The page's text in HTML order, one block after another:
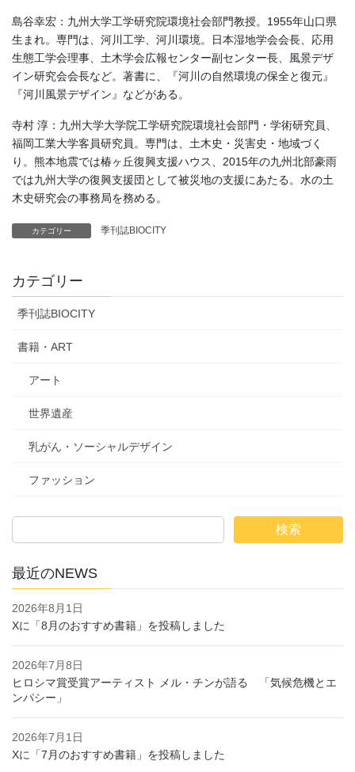
島谷幸宏：九州大学工学研究院環境社会部門教授。1955年山口県
生まれ。専門は、河川工学、河川環境。日本湿地学会会長、応用
生態工学会理事、土木学会広報センター副センター長、風景デザ
イン研究会会長など。著書に、『河川の自然環境の保全と復元』
『河川風景デザイン』などがある。
寺村 淳：九州大学大学院工学研究院環境社会部門・学術研究員、
福岡工業大学客員研究員。専門は、土木史・災害史・地域づく
り。熊本地震では椿ヶ丘復興支援ハウス、2015年の九州北部豪雨
では九州大学の復興支援団として被災地の支援にあたる。水の土
木史研究会の事務局を務める。
カテゴリー 季刊誌BIOCITY
カテゴリー
季刊誌BIOCITY
書籍・ART
アート
世界遺産
乳がん・ソーシャルデザイン
ファッション
検索
最近のNEWS
2026年8月1日
Xに「8月のおすすめ書籍」を投稿しました
2026年7月8日
ヒロシマ賞受賞アーティスト メル・チンが語る 「気候危機とエ
ンパシー」
2026年7月1日
Xに「7月のおすすめ書籍」を投稿しました